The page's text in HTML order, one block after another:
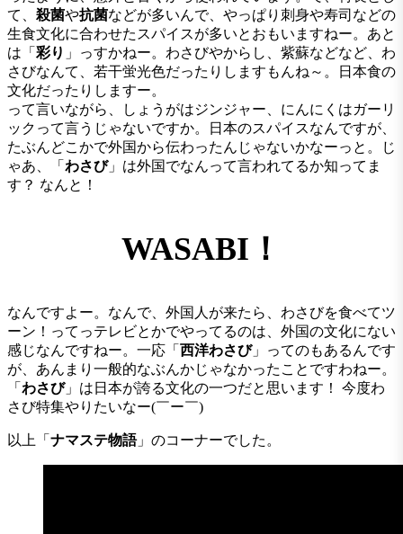
て、 殺菌や抗菌などが多いんで、やっぱり刺身や寿司などの
生食文化に合わせたスパイスが多いとおもいますねー。あと
は「 彩り 」っすかねー。わさびやからし、紫蘇などなど、わ
さびなんて、若干蛍光色だったりしますもんね～。日本食の
文化だったりしますー。
って言いながら、しょうがはジンジャー、にんにくはガーリ
ックって言うじゃないですか。日本のスパイスなんですが、
たぶんどこかで外国から伝わったんじゃないかなーっと。じ
ゃあ、「 わさび」は外国でなんって言われてるか知ってま
す？ なんと！
WASABI！
なんですよー。なんで、外国人が来たら、わさびを食べてツ
ーン！ってっテレビとかでやってるのは、外国の文化にない
感じなんですねー。一応「 西洋わさび」ってのもあるんです
が、あんまり一般的なぶんかじゃなかったことですわねー。
「 わさび」は日本が誇る文化の一つだと思います！ 今度わ
さび特集やりたいなー(￣ー￣)
以上「 ナマステ物語」のコーナーでした。